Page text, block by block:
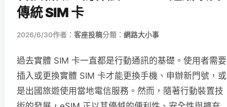
傳統 SIM 卡
2026/6/30作者： 客座投稿分類： 網路大小事
過去實體 SIM 卡一直都是行動通訊的基礎。使用者需要
插入或更換實體 SIM 卡才能更換手機、申辦新門號，或
是出國旅遊使用當地電信服務。然而，隨著行動裝置技